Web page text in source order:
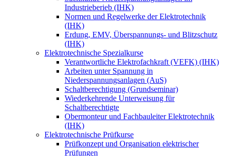
Industrieberieb (IHK)
Normen und Regelwerke der Elektrotechnik
(IHK)
Erdung, EMV, Überspannungs- und Blitzschutz
(IHK)
Elektrotechnische Spezialkurse
Verantwortliche Elektrofachkraft (VEFK) (IHK)
Arbeiten unter Spannung in
Niederspannungsanlagen (AuS)
Schaltberechtigung (Grundseminar)
Wiederkehrende Unterweisung für
Schaltberechtigte
Obermonteur und Fachbauleiter Elektrotechnik
(IHK)
Elektrotechnische Prüfkurse
Prüfkonzept und Organisation elektrischer
Prüfungen